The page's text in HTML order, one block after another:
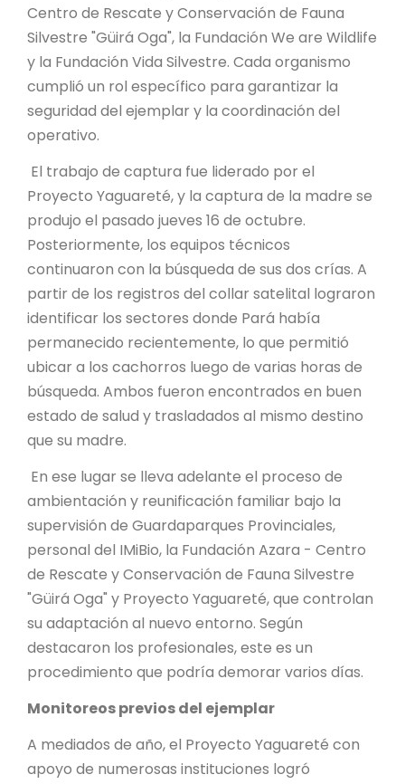
Centro de Rescate y Conservación de Fauna
Silvestre "Güirá Oga", la Fundación We are Wildlife
y la Fundación Vida Silvestre. Cada organismo
cumplió un rol específico para garantizar la
seguridad del ejemplar y la coordinación del
operativo.
El trabajo de captura fue liderado por el
Proyecto Yaguareté, y la captura de la madre se
produjo el pasado jueves 16 de octubre.
Posteriormente, los equipos técnicos
continuaron con la búsqueda de sus dos crías. A
partir de los registros del collar satelital lograron
identificar los sectores donde Pará había
permanecido recientemente, lo que permitió
ubicar a los cachorros luego de varias horas de
búsqueda. Ambos fueron encontrados en buen
estado de salud y trasladados al mismo destino
que su madre.
En ese lugar se lleva adelante el proceso de
ambientación y reunificación familiar bajo la
supervisión de Guardaparques Provinciales,
personal del IMiBio, la Fundación Azara - Centro
de Rescate y Conservación de Fauna Silvestre
"Güirá Oga" y Proyecto Yaguareté, que controlan
su adaptación al nuevo entorno. Según
destacaron los profesionales, este es un
procedimiento que podría demorar varios días.
Monitoreos previos del ejemplar
A mediados de año, el Proyecto Yaguareté con
apoyo de numerosas instituciones logró